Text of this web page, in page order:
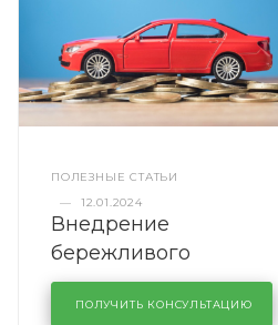
ПОЛЕЗНЫЕ СТАТЬИ
—
12.01.2024
Внедрение
бережливого
производства в
кузовном сервисе
ПОЛУЧИТЬ КОНСУЛЬТАЦИЮ